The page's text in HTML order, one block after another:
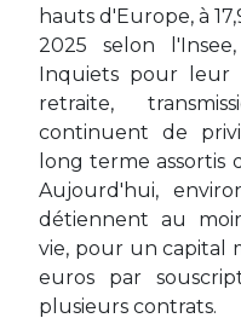
hauts d'Europe, à
2025 selon
Inquiets pour leur
retraite,
continuent de
long terme assortis
Aujourd'hui,
détiennent au
vie, pour un capital
euros par
plusieurs contrats.